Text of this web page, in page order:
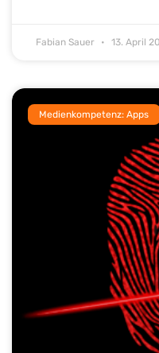
Fabian Sauer 13. April
Medienkompetenz: Apps